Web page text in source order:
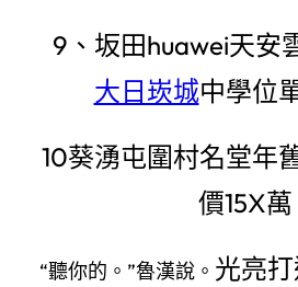
9、坂田huawei天安
大日崁城中學位
10葵湧屯圍村名堂年
價15X萬
“聽你的。”魯漢說。 光亮